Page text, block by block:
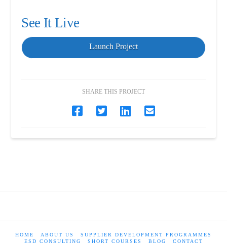
See It Live
Launch Project
SHARE THIS PROJECT
HOME ABOUT US
SUPPLIER DEVELOPMENT PROGRAMMES
ESD CONSULTING
SHORT COURSES BLOG CONTACT